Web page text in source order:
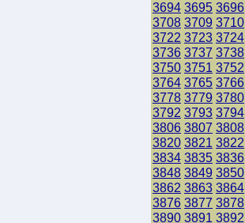
3694 3695 3696
3708 3709 3710
3722 3723 3724
3736 3737 3738
3750 3751 3752
3764 3765 3766
3778 3779 3780
3792 3793 3794
3806 3807 3808
3820 3821 3822
3834 3835 3836
3848 3849 3850
3862 3863 3864
3876 3877 3878
3890 3891 3892